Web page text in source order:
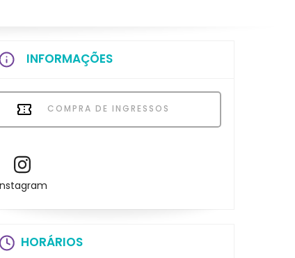
INFORMAÇÕES
COMPRA DE INGRESSOS
HORÁRIOS